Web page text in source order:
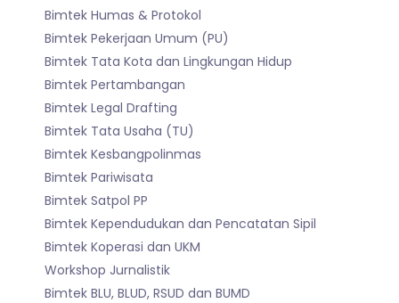
Bimtek Humas & Protokol
Bimtek Pekerjaan Umum (PU)
Bimtek Tata Kota dan Lingkungan Hidup
Bimtek Pertambangan
Bimtek Legal Drafting
Bimtek Tata Usaha (TU)
Bimtek Kesbangpolinmas
Bimtek Pariwisata
Bimtek Satpol PP
Bimtek Kependudukan dan Pencatatan Sipil
Bimtek Koperasi dan UKM
Workshop Jurnalistik
Bimtek BLU, BLUD, RSUD dan BUMD